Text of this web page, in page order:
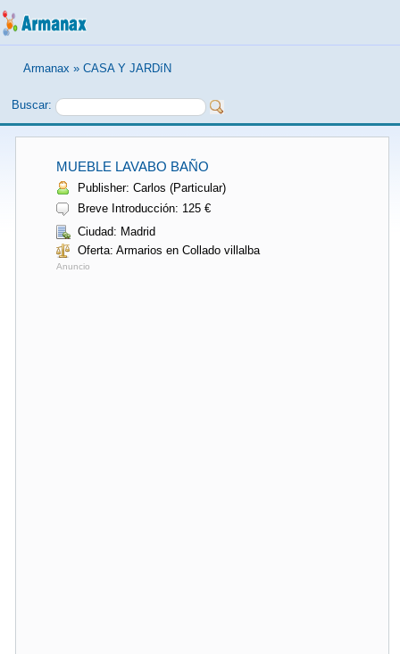
Armanax » CASA Y JARDíN
Buscar:
MUEBLE LAVABO BAÑO
Publisher: Carlos (Particular)
Breve Introducción: 125 €
Ciudad: Madrid
Oferta: Armarios en Collado villalba
Anuncio